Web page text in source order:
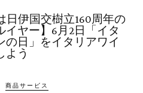
日伊国交樹立160周年の
イヤー】6月2日「イタ
の日」をイタリアワイ
よう
商品サービス